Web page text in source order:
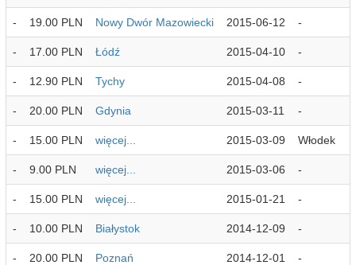
- 19.00 PLN Nowy Dwór Mazowiecki 2015-06-12 -
- 17.00 PLN Łódź 2015-04-10 -
- 12.90 PLN Tychy 2015-04-08 -
- 20.00 PLN Gdynia 2015-03-11 -
- 15.00 PLN więcej... 2015-03-09 Włodek
- 9.00 PLN więcej... 2015-03-06 -
- 15.00 PLN więcej... 2015-01-21 -
- 10.00 PLN Białystok 2014-12-09 -
- 20.00 PLN Poznań 2014-12-01 -